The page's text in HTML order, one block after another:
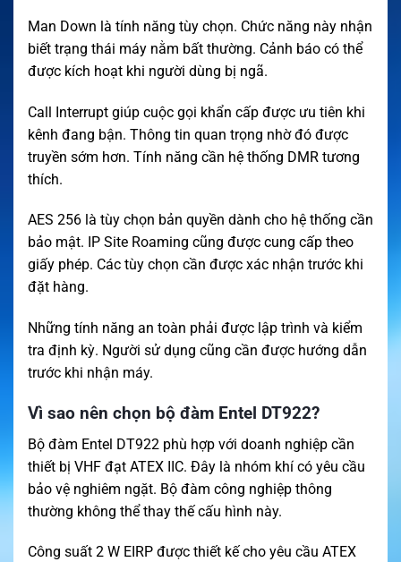
Man Down là tính năng tùy chọn. Chức năng này nhận
biết trạng thái máy nằm bất thường. Cảnh báo có thể
được kích hoạt khi người dùng bị ngã.
Call Interrupt giúp cuộc gọi khẩn cấp được ưu tiên khi
kênh đang bận. Thông tin quan trọng nhờ đó được
truyền sớm hơn. Tính năng cần hệ thống DMR tương
thích.
AES 256 là tùy chọn bản quyền dành cho hệ thống cần
bảo mật. IP Site Roaming cũng được cung cấp theo
giấy phép. Các tùy chọn cần được xác nhận trước khi
đặt hàng.
Những tính năng an toàn phải được lập trình và kiểm
tra định kỳ. Người sử dụng cũng cần được hướng dẫn
trước khi nhận máy.
Vì sao nên chọn bộ đàm Entel DT922?
Bộ đàm Entel DT922 phù hợp với doanh nghiệp cần
thiết bị VHF đạt ATEX IIC. Đây là nhóm khí có yêu cầu
bảo vệ nghiêm ngặt. Bộ đàm công nghiệp thông
thường không thể thay thế cấu hình này.
Công suất 2 W EIRP được thiết kế cho yêu cầu ATEX